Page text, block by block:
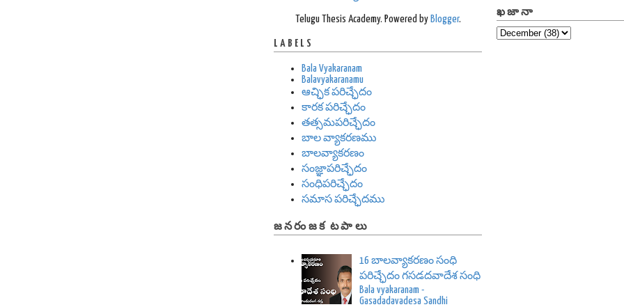
Telugu Thesis Academy. Powered by Blogger.
LABELS
Bala Vyakaranam
Balavyakaranamu
ఆచ్ఛిక పరిచ్ఛేదం
కారక పరిచ్ఛేదం
తత్సమపరిచ్ఛేదం
బాల వ్యాకరణము
బాలవ్యాకరణం
సంజ్ఞాపరిచ్ఛేదం
సంధిపరిచ్ఛేదం
సమాస పరిచ్ఛేదము
జనరంజక టపాలు
16 బాలవ్యాకరణం సంధి
పరిచ్ఛేదం గసడదవాదేశ సంధి
Bala vyakaranam -
Gasadadavadesa Sandhi
ఖజానా